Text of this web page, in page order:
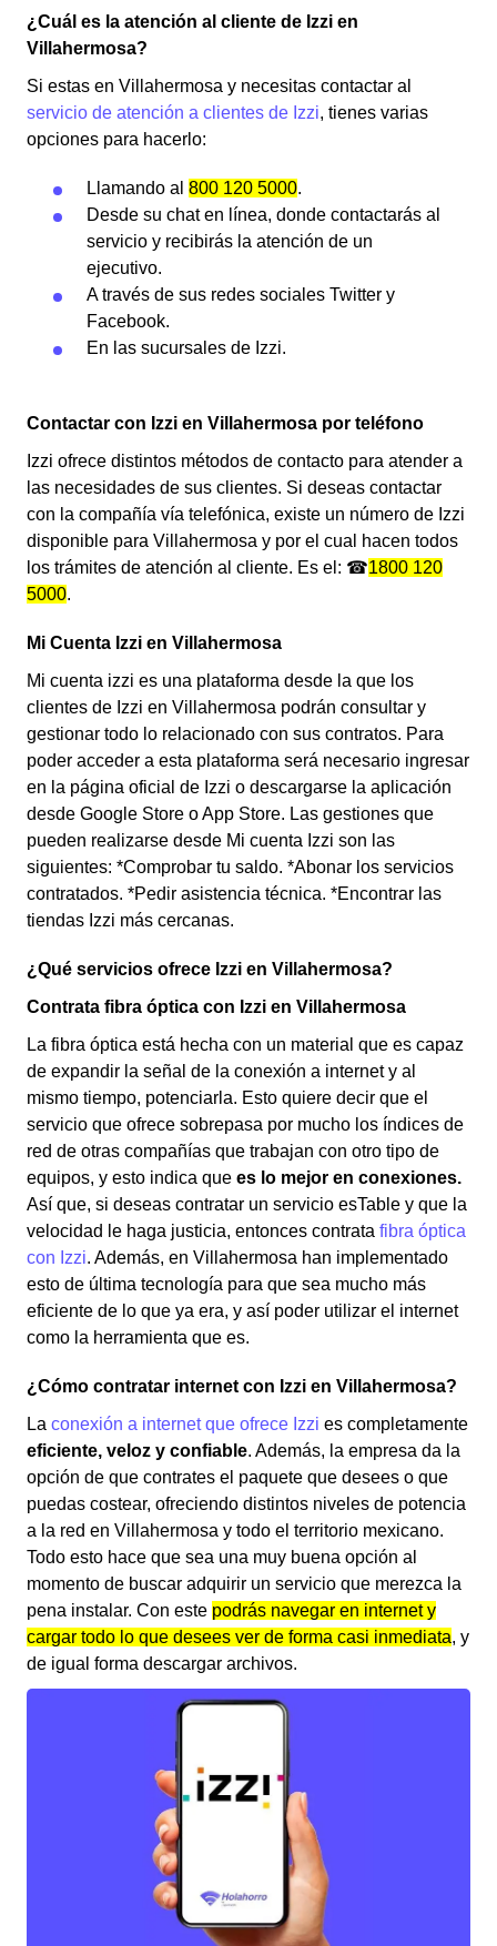
¿Cuál es la atención al cliente de Izzi en
Villahermosa?
Si estas en Villahermosa y necesitas contactar al
servicio de atención a clientes de Izzi, tienes varias
opciones para hacerlo:
Llamando al 800 120 5000.
Desde su chat en línea, donde contactarás al
servicio y recibirás la atención de un
ejecutivo.
A través de sus redes sociales Twitter y
Facebook.
En las sucursales de Izzi.
Contactar con Izzi en Villahermosa por teléfono
Izzi ofrece distintos métodos de contacto para atender a
las necesidades de sus clientes. Si deseas contactar
con la compañía vía telefónica, existe un número de Izzi
disponible para Villahermosa y por el cual hacen todos
los trámites de atención al cliente. Es el: ☎1800 120
5000.
Mi Cuenta Izzi en Villahermosa
Mi cuenta izzi es una plataforma desde la que los
clientes de Izzi en Villahermosa podrán consultar y
gestionar todo lo relacionado con sus contratos. Para
poder acceder a esta plataforma será necesario ingresar
en la página oficial de Izzi o descargarse la aplicación
desde Google Store o App Store. Las gestiones que
pueden realizarse desde Mi cuenta Izzi son las
siguientes: *Comprobar tu saldo. *Abonar los servicios
contratados. *Pedir asistencia técnica. *Encontrar las
tiendas Izzi más cercanas.
¿Qué servicios ofrece Izzi en Villahermosa?
Contrata fibra óptica con Izzi en Villahermosa
La fibra óptica está hecha con un material que es capaz
de expandir la señal de la conexión a internet y al
mismo tiempo, potenciarla. Esto quiere decir que el
servicio que ofrece sobrepasa por mucho los índices de
red de otras compañías que trabajan con otro tipo de
equipos, y esto indica que es lo mejor en conexiones.
Así que, si deseas contratar un servicio esTable y que la
velocidad le haga justicia, entonces contrata fibra óptica
con Izzi. Además, en Villahermosa han implementado
esto de última tecnología para que sea mucho más
eficiente de lo que ya era, y así poder utilizar el internet
como la herramienta que es.
¿Cómo contratar internet con Izzi en Villahermosa?
La conexión a internet que ofrece Izzi es completamente
eficiente, veloz y confiable. Además, la empresa da la
opción de que contrates el paquete que desees o que
puedas costear, ofreciendo distintos niveles de potencia
a la red en Villahermosa y todo el territorio mexicano.
Todo esto hace que sea una muy buena opción al
momento de buscar adquirir un servicio que merezca la
pena instalar. Con este podrás navegar en internet y
cargar todo lo que desees ver de forma casi inmediata, y
de igual forma descargar archivos.